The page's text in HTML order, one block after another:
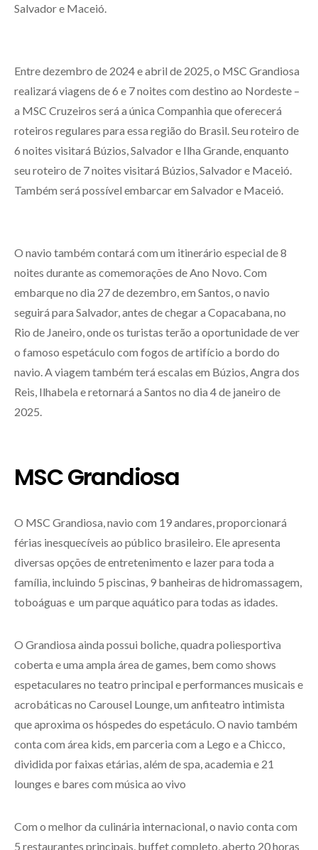
Salvador e Maceió.
Entre dezembro de 2024 e abril de 2025, o MSC Grandiosa
realizará viagens de 6 e 7 noites com destino ao Nordeste –
a MSC Cruzeiros será a única Companhia que oferecerá
roteiros regulares para essa região do Brasil. Seu roteiro de
6 noites visitará Búzios, Salvador e Ilha Grande, enquanto
seu roteiro de 7 noites visitará Búzios, Salvador e Maceió.
Também será possível embarcar em Salvador e Maceió.
O navio também contará com um itinerário especial de 8
noites durante as comemorações de Ano Novo. Com
embarque no dia 27 de dezembro, em Santos, o navio
seguirá para Salvador, antes de chegar a Copacabana, no
Rio de Janeiro, onde os turistas terão a oportunidade de ver
o famoso espetáculo com fogos de artifício a bordo do
navio. A viagem também terá escalas em Búzios, Angra dos
Reis, Ilhabela e retornará a Santos no dia 4 de janeiro de
2025.
MSC Grandiosa
O MSC Grandiosa, navio com 19 andares, proporcionará
férias inesquecíveis ao público brasileiro. Ele apresenta
diversas opções de entretenimento e lazer para toda a
família, incluindo 5 piscinas, 9 banheiras de hidromassagem,
toboáguas e um parque aquático para todas as idades.
O Grandiosa ainda possui boliche, quadra poliesportiva
coberta e uma ampla área de games, bem como shows
espetaculares no teatro principal e performances musicais e
acrobáticas no Carousel Lounge, um anfiteatro intimista
que aproxima os hóspedes do espetáculo. O navio também
conta com área kids, em parceria com a Lego e a Chicco,
dividida por faixas etárias, além de spa, academia e 21
lounges e bares com música ao vivo
Com o melhor da culinária internacional, o navio conta com
5 restaurantes principais, buffet completo, aberto 20 horas